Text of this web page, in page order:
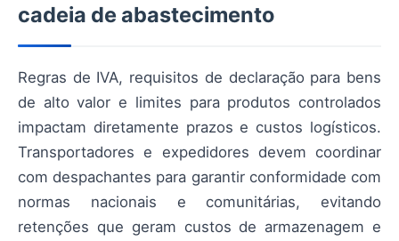
cadeia de abastecimento
Regras de IVA, requisitos de declaração para bens
de alto valor e limites para produtos controlados
impactam diretamente prazos e custos logísticos.
Transportadores e expedidores devem coordinar
com despachantes para garantir conformidade com
normas nacionais e comunitárias, evitando
retenções que geram custos de armazenagem e